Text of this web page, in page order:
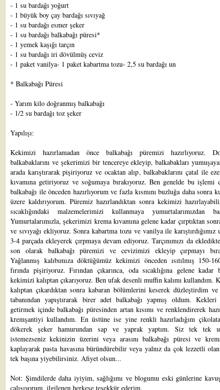
- 1 su bardağı yoğurt
- 1 büyük boy çay bardağı sıvıyağ
- 1 su bardağı esmer şeker
- 1 su bardağı balkabağı püresi*
- 1 yemek kaşığı tarçın
- 1 su bardağı iri dövülmüş ceviz
- 1 paket vanilya- 1 paket kabartma tozu- 2,5 su bardağı un
* Balkabağı Püresi
- Yarım kilo doğranmış balkabağı
- 1/2 su bardağı toz şeker
Yapılışı:
Kekimizi hazırlamadan önce balkabağı püremizi hazırlıyoruz.
balkabaklarını ve şekerimizi bir tencereye ekleyip, balkabakları
arada karıştırarak pişiriyoruz ve ocaktan alıp, balkabaklarını çatal ile
kıvamına getiriyoruz ve soğumaya bırakıyoruz. Ben genelde bu işlemi
balkabağı ile önceden hazırlıyorum ve fazla kısmını buzluğa daha sonra
üzere kaldırıyorum. Püremiz hazırlandıktan sonra kekimizi
sıcaklığındaki malzemelerimizi kullanmaya yumurtalarımızdan
Yumurtalarımızla, şekerimizi krema kıvamına gelene kadar çırptıktan
ve sıvıyağı ekliyoruz. Sonra kabartma tozu ve vanilya ile karıştırdığımız
3-4 parçada ekleyerek çırpmaya devam ediyoruz. Tarçınımızı da
son olarak balkabağı püremizi ve cevizimizi ekleyip çırpmayı
Yağlanmış kalıbımıza döktüğümüz kekimizi önceden ısıtılmış 150-
fırında pişiriyoruz. Fırından çıkarınca, oda sıcaklığına gelene kadar
kekimizi kalıptan çıkarıyoruz. Ben ufak desenli muffin kalımı kullandım.
kalıptan çıkardıktan sonra kabaran bölümlerini keserek düzleştirdim
tabanından yapıştırarak birer adet balkabağı yapmış oldum. Kekleri
getirmek içinde balkabağı püresinden artan kısımı ve renklendirerek
kremşantiyi kullandım. En üstüne ise yine renkli hazırladığım
dökerek şeker hamurundan sap ve yaprak yaptım. Siz tek tek
istemezseniz kekinizin üzerini veya arasını balkabağı püresi ve
kaplayarak pasta havasına büründürebilir veya yalnız da çok lezzetli
tek başına yiyebilirsiniz. Afiyet olsun...
Not: Şimdilerde daha iyiyim, sağlığımı ve blogumu eski günlerine
çalışıyorum, ilgilenen herkese teşekkür ederim.